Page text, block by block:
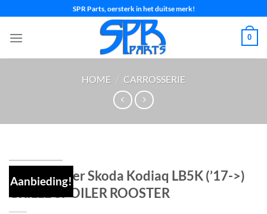
inhoud
SPR Parts, oersterk in het duitse merk!
0
HOME / CARROSSERIE
Aanbieding!
Voorbumper Skoda Kodiaq LB5K (’17->)
GRILLE SPOILER ROOSTER